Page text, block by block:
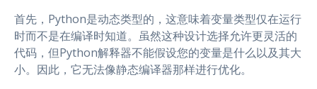
首先，Python是动态类型的，这意味着变量类型仅在运行
时而不是在编译时知道。虽然这种设计选择允许更灵活的
代码，但Python解释器不能假设您的变量是什么以及其大
小。因此，它无法像静态编译器那样进行优化。